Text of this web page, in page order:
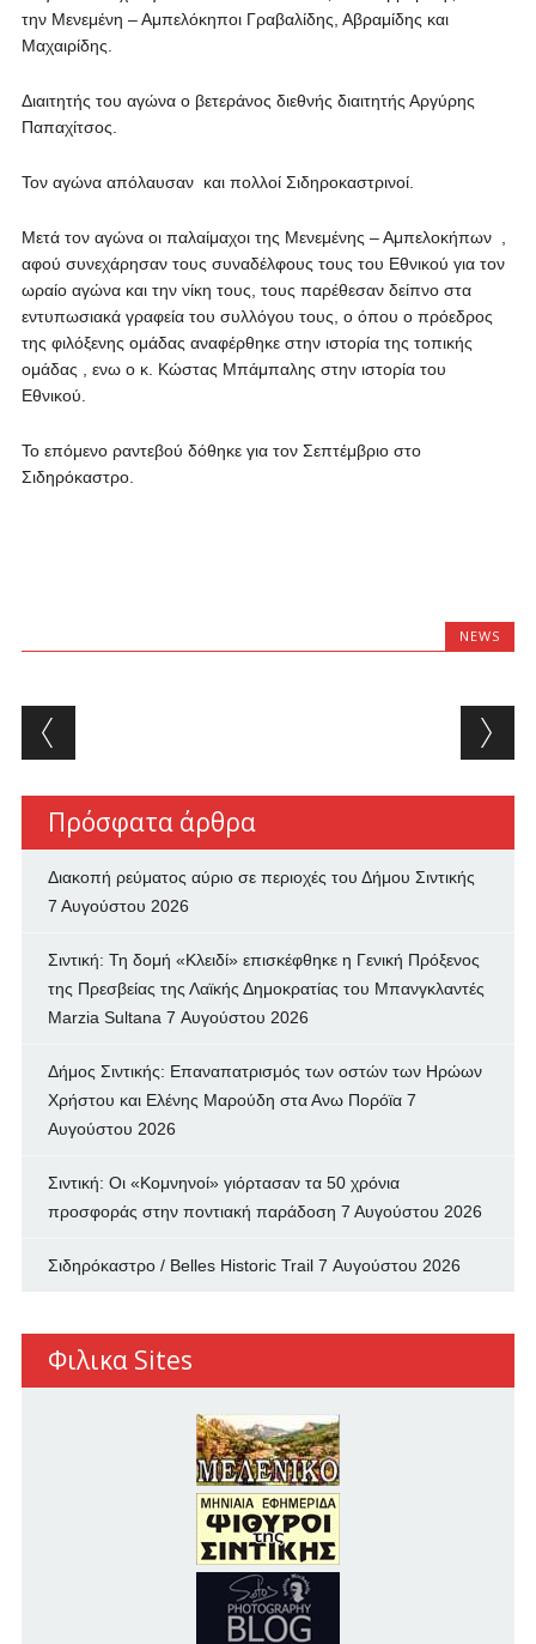
την Μενεμένη – Αμπελόκηποι Γραβαλίδης, Αβραμίδης και
Μαχαιρίδης.
Διαιτητής του αγώνα ο βετεράνος διεθνής διαιτητής Αργύρης
Παπαχίτσος.
Τον αγώνα απόλαυσαν και πολλοί Σιδηροκαστρινοί.
Μετά τον αγώνα οι παλαίμαχοι της Μενεμένης – Αμπελοκήπων ,
αφού συνεχάρησαν τους συναδέλφους τους του Εθνικού για τον
ωραίο αγώνα και την νίκη τους, τους παρέθεσαν δείπνο στα
εντυπωσιακά γραφεία του συλλόγου τους, ο όπου ο πρόεδρος
της φιλόξενης ομάδας αναφέρθηκε στην ιστορία της τοπικής
ομάδας , ενω ο κ. Κώστας Μπάμπαλης στην ιστορία του
Εθνικού.
Το επόμενο ραντεβού δόθηκε για τον Σεπτέμβριο στο
Σιδηρόκαστρο.
NEWS
Post navigation
Πρόσφατα άρθρα
Διακοπή ρεύματος αύριο σε περιοχές του Δήμου Σιντικής
7 Αυγούστου 2026
Σιντική: Τη δομή «Κλειδί» επισκέφθηκε η Γενική Πρόξενος
της Πρεσβείας της Λαϊκής Δημοκρατίας του Μπανγκλαντές
Marzia Sultana 7 Αυγούστου 2026
Δήμος Σιντικής: Επαναπατρισμός των oστών των Ηρώων
Χρήστου και Ελένης Μαρούδη στα Ανω Πορόϊα 7
Αυγούστου 2026
Σιντική: Οι «Κομνηνοί» γιόρτασαν τα 50 χρόνια
προσφοράς στην ποντιακή παράδοση 7 Αυγούστου 2026
Σιδηρόκαστρο / Belles Historic Trail 7 Αυγούστου 2026
Φιλικα Sites